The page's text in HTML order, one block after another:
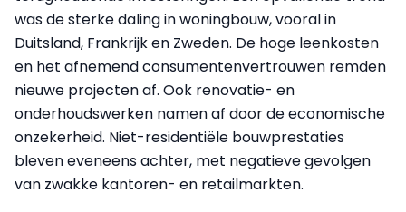
was de sterke daling in woningbouw, vooral in
Duitsland, Frankrijk en Zweden. De hoge leenkosten
en het afnemend consumentenvertrouwen remden
nieuwe projecten af. Ook renovatie- en
onderhoudswerken namen af door de economische
onzekerheid. Niet-residentiële bouwprestaties
bleven eveneens achter, met negatieve gevolgen
van zwakke kantoren- en retailmarkten.